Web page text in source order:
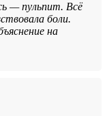
— пульпит. Всё
боли.
на